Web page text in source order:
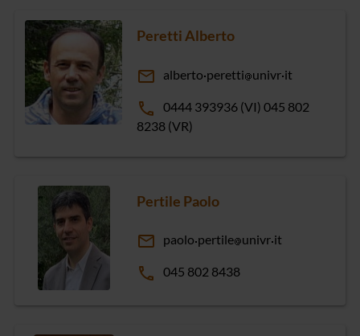
Peretti Alberto
email alberto peretti univr it
phone
0444 393936 (VI) 045 802
8238 (VR)
Pertile Paolo
email paolo pertile univr it
phone 045 802 8438